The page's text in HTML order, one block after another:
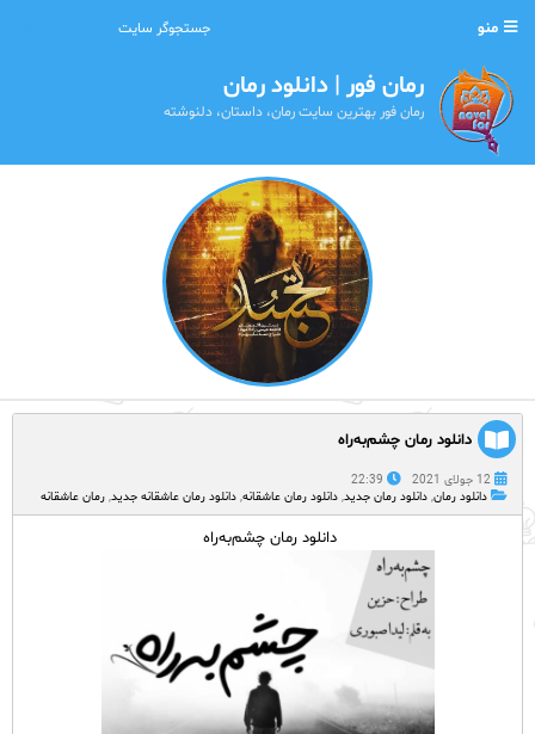
منو
رمان فور | دانلود رمان
رمان فور بهترین سایت رمان، داستان، دلنوشته
دانلود رمان چشم‌به‌راه ‌
12 جولای 2021
22:39
دانلود رمان, دانلود رمان جدید, دانلود رمان عاشقانه, دانلود رمان عاشقانه جدید, رمان عاشقانه
دانلود رمان چشم‌به‌راه ‌